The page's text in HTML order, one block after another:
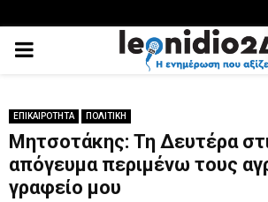
PRIMARY
ΕΠΙΚΑΙΡΟΤΗΤΑ ΠΟΛΙΤΙΚΗ
Μητσοτάκης: Τη Δευτέρα
απόγευμα περιμένω τους
γραφείο μου